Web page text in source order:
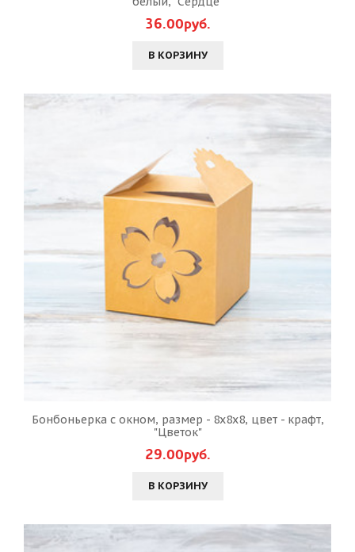
36.00руб.
В КОРЗИНУ
Бонбоньерка с окном, размер - 8х8х8, цвет - крафт,
"Цветок"
29.00руб.
В КОРЗИНУ